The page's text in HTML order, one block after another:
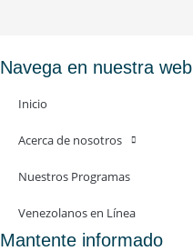
Navega en nuestra web
Inicio
Acerca de nosotros
Nuestros Programas
Venezolanos en Línea
Mantente informado